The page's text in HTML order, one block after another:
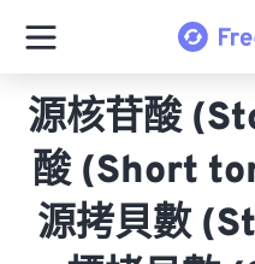
源核苷酸
酸 (Short
源拷貝數